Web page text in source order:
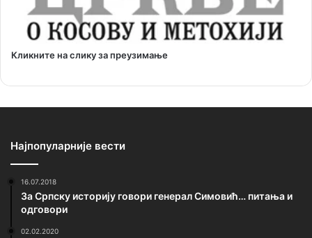
Кликните на слику за преузимање
Најпопуларније вести
16.07.2018
За Српску историју говори генерал Симовић… питања и
одговори
02.02.2020